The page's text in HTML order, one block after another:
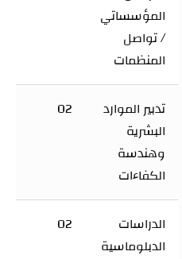
المؤسساتي
/ تواصل
المنظمات
تدبير الموارد
البشرية
وهندسة
الكفاءات
02
الدراسات
الدبلوماسية
02